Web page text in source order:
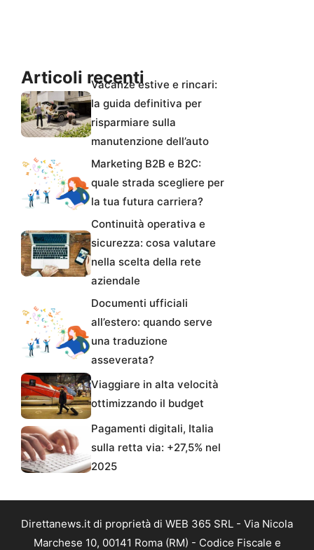
Articoli recentiVacanze estive e rincari:
la guida definitiva per
risparmiare sulla
manutenzione dell’auto
Marketing B2B e B2C:
quale strada scegliere per
la tua futura carriera?
Continuità operativa e
sicurezza: cosa valutare
nella scelta della rete
aziendale
Documenti ufficiali
all’estero: quando serve
una traduzione
asseverata?
Viaggiare in alta velocità
ottimizzando il budget
Pagamenti digitali, Italia
sulla retta via: +27,5% nel
2025
Direttanews.it di proprietà di WEB 365 SRL - Via Nicola
Marchese 10, 00141 Roma (RM) - Codice Fiscale e